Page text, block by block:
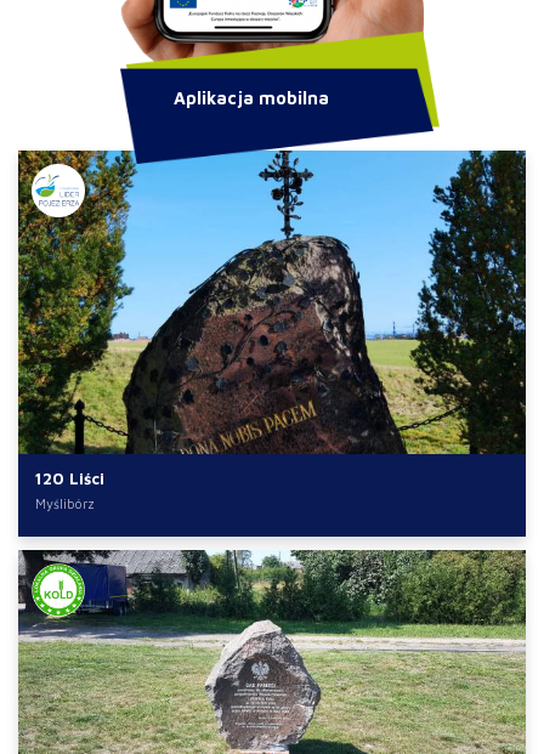
120 Liści
Myślibórz
Aplikacja mobilna